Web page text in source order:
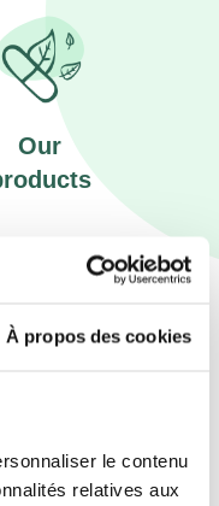
À propos des cookies
le contenu
relatives aux
Our